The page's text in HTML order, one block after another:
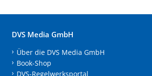
DVS Media GmbH
Über die DVS Media GmbH
Book-Shop
DVS-Regelwerksportal